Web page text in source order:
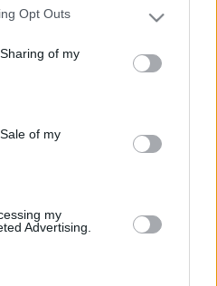
app uses one or more Google
behaviour. You may click to
purposes in below Google
Opt Outs
of my
of my
my
Advertising.
il divertito e gli ho detto "ma si
piazzale a innafiare furgoni
prendendo per i fondelli ???" e lui
poteva anche dire "Mi
come ti hanno già detto,
è gratuito... _______________ ciao